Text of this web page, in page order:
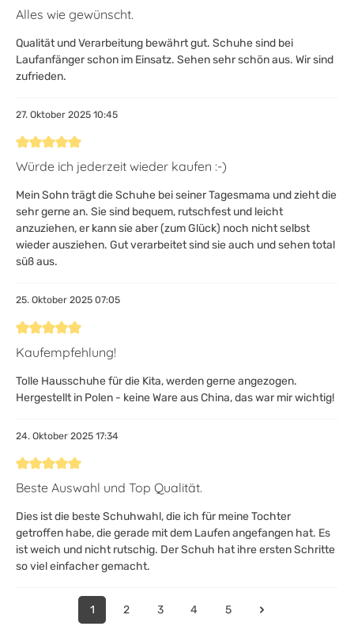
Bewertung mit 5 von 5 Sternen
Alles wie gewünscht.
Qualität und Verarbeitung bewährt gut. Schuhe sind bei
Laufanfänger schon im Einsatz. Sehen sehr schön aus. Wir sind
zufrieden.
27. Oktober 2025 10:45
Bewertung mit 5 von 5 Sternen
Würde ich jederzeit wieder kaufen :-)
Mein Sohn trägt die Schuhe bei seiner Tagesmama und zieht die
sehr gerne an. Sie sind bequem, rutschfest und leicht
anzuziehen, er kann sie aber (zum Glück) noch nicht selbst
wieder ausziehen. Gut verarbeitet sind sie auch und sehen total
süß aus.
25. Oktober 2025 07:05
Bewertung mit 5 von 5 Sternen
Kaufempfehlung!
Tolle Hausschuhe für die Kita, werden gerne angezogen.
Hergestellt in Polen - keine Ware aus China, das war mir wichtig!
24. Oktober 2025 17:34
Bewertung mit 5 von 5 Sternen
Beste Auswahl und Top Qualität.
Dies ist die beste Schuhwahl, die ich für meine Tochter
getroffen habe, die gerade mit dem Laufen angefangen hat. Es
ist weich und nicht rutschig. Der Schuh hat ihre ersten Schritte
so viel einfacher gemacht.
1 2 3 4 5